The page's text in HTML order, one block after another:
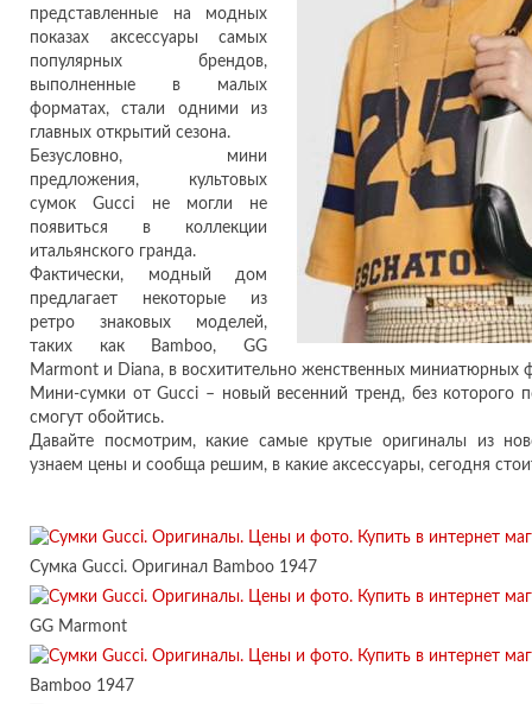
представленные на модных
показах аксессуары самых
популярных брендов,
выполненные в малых
форматах, стали одними из
главных открытий сезона.
Безусловно, мини
предложения, культовых
сумок Gucci не могли не
появиться в коллекции
итальянского гранда.
Фактически, модный дом
предлагает некоторые из
ретро знаковых моделей,
таких как Bamboo, GG
Marmont и Diana, в восхитительно женственных миниатюрных
Мини-сумки от Gucci – новый весенний тренд, без которого
смогут обойтись.
Давайте посмотрим, какие самые крутые оригиналы из
узнаем цены и сообща решим, в какие аксессуары, сегодня
Сумка Gucci. Оригинал Bamboo 1947
GG Marmont
Bamboo 1947